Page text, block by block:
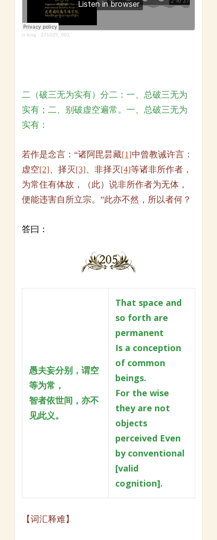
ci long · 221025_001
二（破三无为实有）分二：一、总破三无为
实有；二、别破虚空遍常。一、总破三无为
实有：
若作是念言：“诸阿毘昙藏[1]中曾教诫许言：
虚空[2]、择灭[3]、非择灭[4]等诸非所作者，
为常住有体故，（此）说非所作者为无体，
便能违害自所立宗。”此亦不然，所以者何？
答曰：
愚夫妄分别，谓空
等为常，
智者依世间，亦不
见此义。
That space and
so forth are
permanent
Is a conception
of common
beings.
For the wise
they are not
objects
perceived Even
by conventional
[valid
cognition].
【词汇释难】